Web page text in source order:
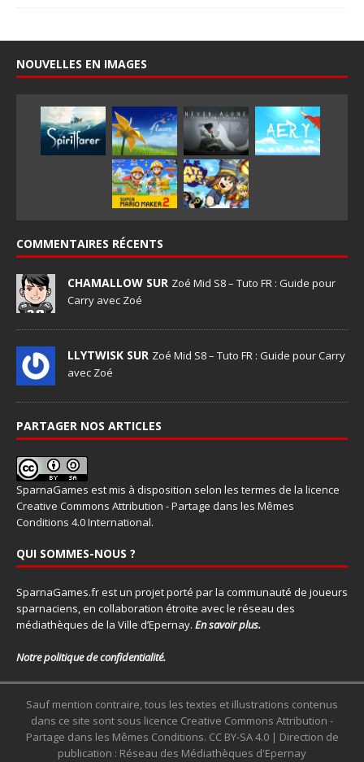
NOUVELLES EN IMAGES
COMMENTAIRES RÉCENTS
CHAMALLOW SUR Zoé Mid S8 – Tuto FR : Guide pour
Carry avec Zoé
LLYTWISK SUR Zoé Mid S8 – Tuto FR : Guide pour Carry
avec Zoé
PARTAGER NOS ARTICLES
SparnaGames est mis à disposition selon les termes de la licence
Creative Commons Attribution - Partage dans les Mêmes
Conditions 4.0 International.
QUI SOMMES-NOUS ?
SparnaGames.fr est un projet porté par la communauté de joueurs
sparnaciens, en collaboration étroite avec le réseau des
médiathèques de la Ville d’Epernay. En savoir plus.
Notre politique de confidentialité.
Sauf mention contraire, tous les textes et illustrations contenus
dans ce site sont sous licence Creative Commons Attribution -
Partage dans les Mêmes Conditions. CC BY-SA 4.0 | Direction de
publication : Réseau des Médiathèques d'Epernay